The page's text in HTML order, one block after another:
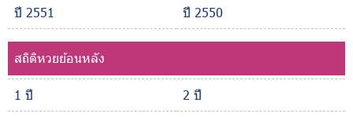
ปี 2551
ปี 2550
สถิติหวยย้อนหลัง
1 ปี
2 ปี